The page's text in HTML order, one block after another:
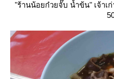
"ร้านน้อยก๋วยจั๊บ น้ำข้น" เจ้าเ